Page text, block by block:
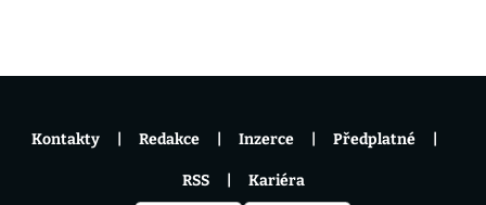
Kontakty Redakce Inzerce Předplatné
RSS Kariéra